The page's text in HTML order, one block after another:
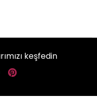
keşfedin